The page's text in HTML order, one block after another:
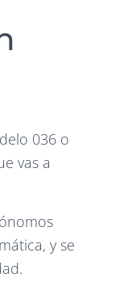
036 o
vas a
y se